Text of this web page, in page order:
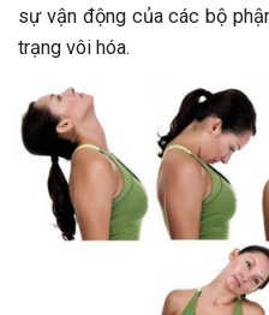
sự vận động của các bộ
trạng vôi hóa.